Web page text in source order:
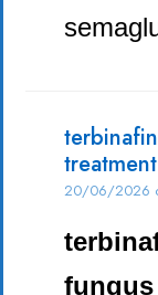
treatment
20/06/2026
fungus